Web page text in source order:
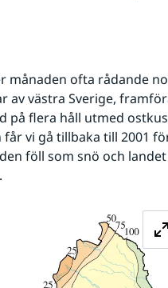
månaden ofta rådande
av västra Sverige,
på flera håll utmed
får vi gå tillbaka till 2001
föll som snö och